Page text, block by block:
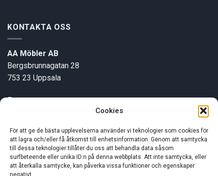
Cookies
För att ge de bästa upplevelserna använder vi teknologier som cookies för
att lagra och/eller få åtkomst till enhetsinformation. Genom att samtycka
till dessa teknologier tillåter du oss att behandla data såsom
surfbeteende eller unika ID:n på denna webbplats. Att inte samtycka, eller
att återkalla samtycke, kan påverka vissa funktioner och egenskaper
negativt.
KONTAKTA OSS
AA Möbler AB
Bergsbrunnagatan 28
753 23 Uppsala
E-post:
INFORMATION